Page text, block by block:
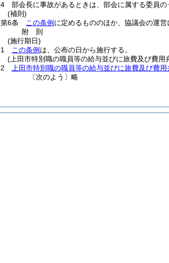
4
部会長に事故があるときは、部会に属する委員
(補則)
第6条
この条例 に定めるもののほか、協議会の運
附 則
(施行期日)
1
この条例 は、公布の日から施行する。
(上田市特別職の職員等の給与並びに旅費及び費用
2
上田市特別職の職員等の給与並びに旅費及び費
〔次のよう〕略